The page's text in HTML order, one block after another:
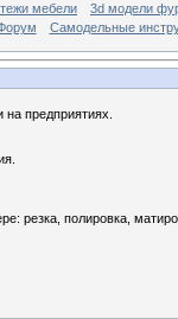
мебели
3d модели
Самодельные
предприятиях.
резка, полировка,